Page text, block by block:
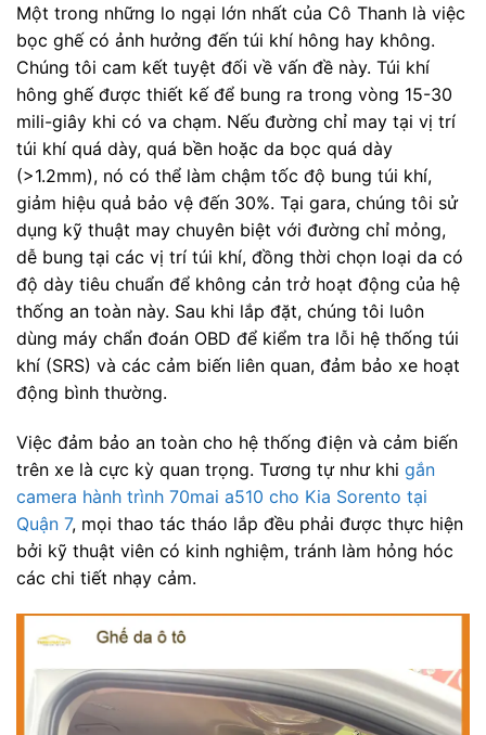
Một trong những lo ngại lớn nhất của Cô Thanh là việc
bọc ghế có ảnh hưởng đến túi khí hông hay không.
Chúng tôi cam kết tuyệt đối về vấn đề này. Túi khí
hông ghế được thiết kế để bung ra trong vòng 15-30
mili-giây khi có va chạm. Nếu đường chỉ may tại vị trí
túi khí quá dày, quá bền hoặc da bọc quá dày
(>1.2mm), nó có thể làm chậm tốc độ bung túi khí,
giảm hiệu quả bảo vệ đến 30%. Tại gara, chúng tôi sử
dụng kỹ thuật may chuyên biệt với đường chỉ mỏng,
dễ bung tại các vị trí túi khí, đồng thời chọn loại da có
độ dày tiêu chuẩn để không cản trở hoạt động của hệ
thống an toàn này. Sau khi lắp đặt, chúng tôi luôn
dùng máy chẩn đoán OBD để kiểm tra lỗi hệ thống túi
khí (SRS) và các cảm biến liên quan, đảm bảo xe hoạt
động bình thường.
Việc đảm bảo an toàn cho hệ thống điện và cảm biến
trên xe là cực kỳ quan trọng. Tương tự như khi gắn
camera hành trình 70mai a510 cho Kia Sorento tại
Quận 7, mọi thao tác tháo lắp đều phải được thực hiện
bởi kỹ thuật viên có kinh nghiệm, tránh làm hỏng hóc
các chi tiết nhạy cảm.